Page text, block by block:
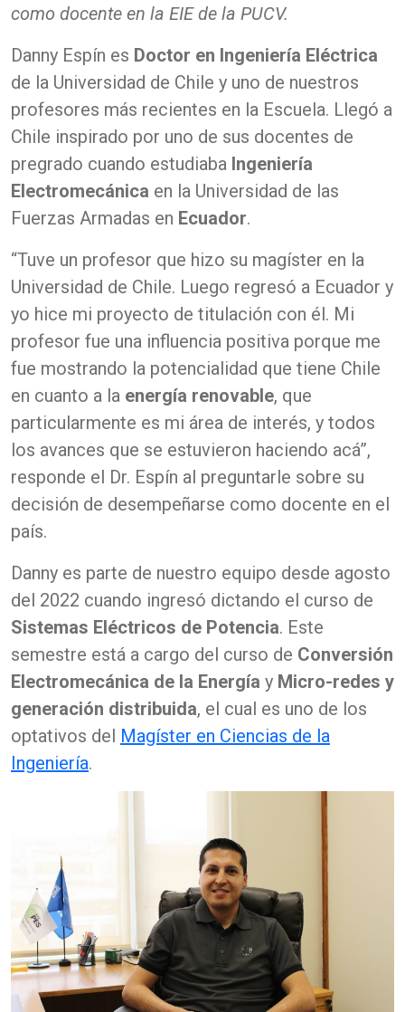
como docente en la EIE de la PUCV.
Danny Espín es Doctor en Ingeniería Eléctrica
de la Universidad de Chile y uno de nuestros
profesores más recientes en la Escuela. Llegó a
Chile inspirado por uno de sus docentes de
pregrado cuando estudiaba Ingeniería
Electromecánica en la Universidad de las
Fuerzas Armadas en Ecuador.
“Tuve un profesor que hizo su magíster en la
Universidad de Chile. Luego regresó a Ecuador y
yo hice mi proyecto de titulación con él. Mi
profesor fue una influencia positiva porque me
fue mostrando la potencialidad que tiene Chile
en cuanto a la energía renovable, que
particularmente es mi área de interés, y todos
los avances que se estuvieron haciendo acá”,
responde el Dr. Espín al preguntarle sobre su
decisión de desempeñarse como docente en el
país.
Danny es parte de nuestro equipo desde agosto
del 2022 cuando ingresó dictando el curso de
Sistemas Eléctricos de Potencia. Este
semestre está a cargo del curso de Conversión
Electromecánica de la Energía y Micro-redes y
generación distribuida, el cual es uno de los
optativos del Magíster en Ciencias de la
Ingeniería.